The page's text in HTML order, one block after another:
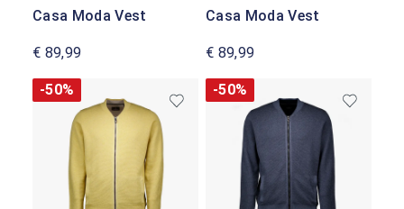
Casa Moda Vest
€ 89,99
Casa Moda Vest
€ 89,99
-50% -50%